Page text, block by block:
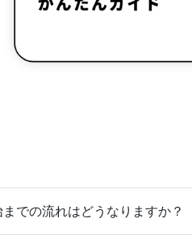
での流れはどうなりますか？